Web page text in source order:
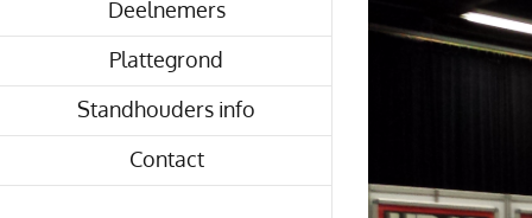
Deelnemers
Plattegrond
Standhouders info
Contact